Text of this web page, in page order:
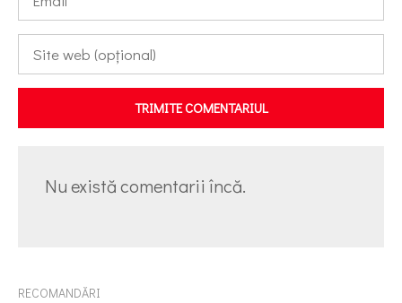
TRIMITE COMENTARIUL
Nu există comentarii încă.
RECOMANDĂRI